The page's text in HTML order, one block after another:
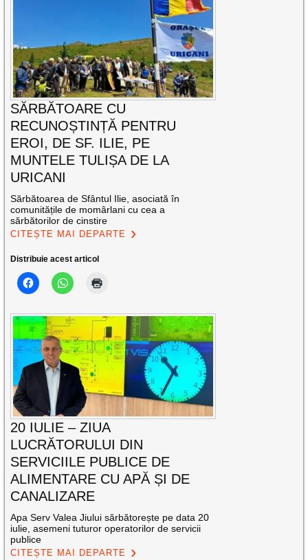
SĂRBĂTOARE CU
RECUNOȘTINȚĂ PENTRU
EROI, DE SF. ILIE, PE
MUNTELE TULIȘA DE LA
URICANI
Sărbătoarea de Sfântul Ilie, asociată în
comunitățile de momârlani cu cea a
sărbătorilor de cinstire
CITEȘTE MAI DEPARTE
Distribuie acest articol
20 IULIE – ZIUA
LUCRĂTORULUI DIN
SERVICIILE PUBLICE DE
ALIMENTARE CU APĂ ȘI DE
CANALIZARE
Apa Serv Valea Jiului sărbătorește pe data 20
iulie, asemeni tuturor operatorilor de servicii
publice
CITEȘTE MAI DEPARTE